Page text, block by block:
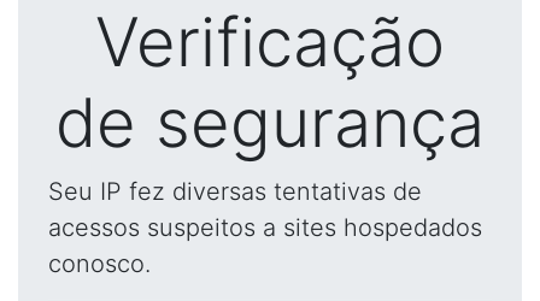
Verificação
de segurança
Seu IP fez diversas tentativas de
acessos suspeitos a sites hospedados
conosco.